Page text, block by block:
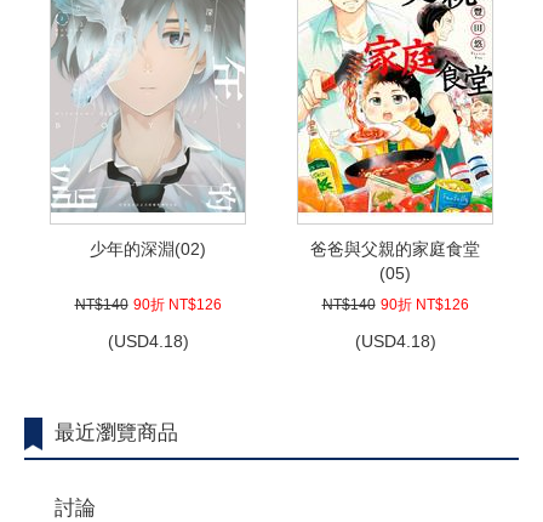
少年的深淵(02)
NT$140 90折 NT$126
(USD4.18)
爸爸與父親的家庭食堂
(05)
NT$140 90折 NT$126
(USD4.18)
最近瀏覽商品
討論